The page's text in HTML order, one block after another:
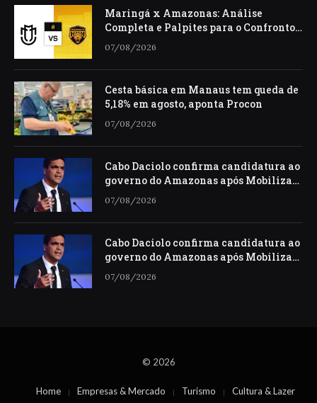
Maringá x Amazonas: Análise
Completa e Palpites para o Confronto
da Série C
07/08/2026
Cesta básica em Manaus tem queda de
5,18% em agosto, aponta Procon
07/08/2026
Cabo Daciolo confirma candidatura ao
governo do Amazonas após Mobiliza
descartar Presidência
07/08/2026
Cabo Daciolo confirma candidatura ao
governo do Amazonas após Mobiliza
descartar Presidência
07/08/2026
© 2026
Home Empresas & Mercado Turismo Cultura & Lazer